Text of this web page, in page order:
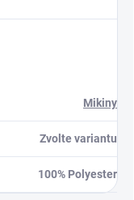
Mikiny
Zvolte variantu
100% Polyester